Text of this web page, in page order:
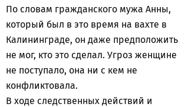
По словам гражданского мужа Анны,
который был в это время на вахте в
Калининграде, он даже предположить
не мог, кто это сделал. Угроз женщине
не поступало, она ни с кем не
конфликтовала.
В ходе следственных действий и